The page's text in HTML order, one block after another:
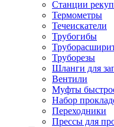
Станции
Термометры
Течеискатели
Трубогибы
Труборезы
Шланги для
Вентили
Муфты
Набор
Переходники
Прессы для